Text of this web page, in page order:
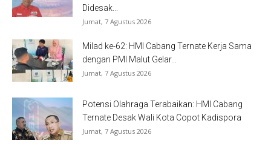
Didesak...
Jumat, 7 Agustus 2026
Milad ke-62: HMI Cabang Ternate Kerja Sama
dengan PMI Malut Gelar...
Jumat, 7 Agustus 2026
Potensi Olahraga Terabaikan: HMI Cabang
Ternate Desak Wali Kota Copot Kadispora
Jumat, 7 Agustus 2026